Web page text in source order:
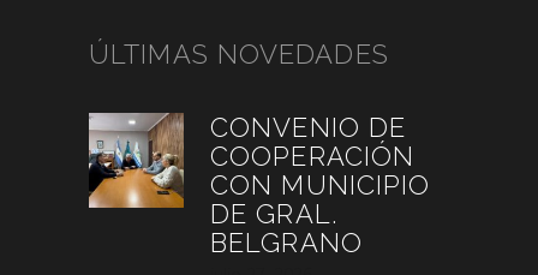
ÚLTIMAS NOVEDADES
CONVENIO DE
COOPERACIÓN
CON MUNICIPIO
DE GRAL.
BELGRANO